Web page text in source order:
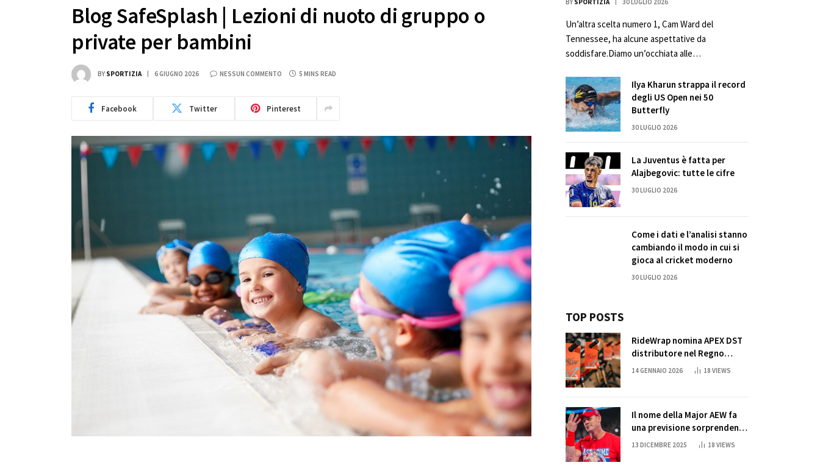
Blog SafeSplash | Lezioni di nuoto di gruppo o
private per bambini
BY SPORTIZIA 6 GIUGNO 2026 NESSUN COMMENTO 5 MINS READ
Facebook Twitter Pinterest
BY SPORTIZIA 30 LUGLIO 2026
Un’altra scelta numero 1, Cam Ward del
Tennessee, ha alcune aspettative da
soddisfare.Diamo un’occhiata alle…
Ilya Kharun strappa il record
degli US Open nei 50
Butterfly
30 LUGLIO 2026
La Juventus è fatta per
Alajbegovic: tutte le cifre
30 LUGLIO 2026
Come i dati e l’analisi stanno
cambiando il modo in cui si
gioca al cricket moderno
30 LUGLIO 2026
TOP POSTS
RideWrap nomina APEX DST
distributore nel Regno
Unito
14 GENNAIO 2026 18 VIEWS
Il nome della Major AEW fa
una previsione sorprendente
per la partita di ritiro di
13 DICEMBRE 2025 18 VIEWS